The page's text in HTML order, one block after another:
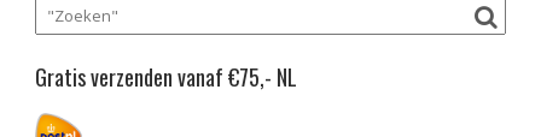
Gratis verzenden vanaf €75,- NL